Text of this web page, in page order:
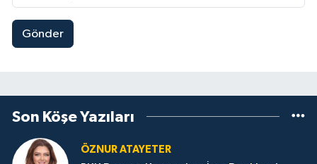
Gönder
Son Köşe Yazıları
ÖZNUR ATAYETER